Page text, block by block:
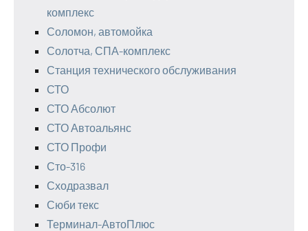
комплекс
Соломон, автомойка
Солотча, СПА-комплекс
Станция технического обслуживания
СТО
СТО Абсолют
СТО Автоальянс
СТО Профи
Сто-316
Сходразвал
Сюби текс
Терминал-АвтоПлюс